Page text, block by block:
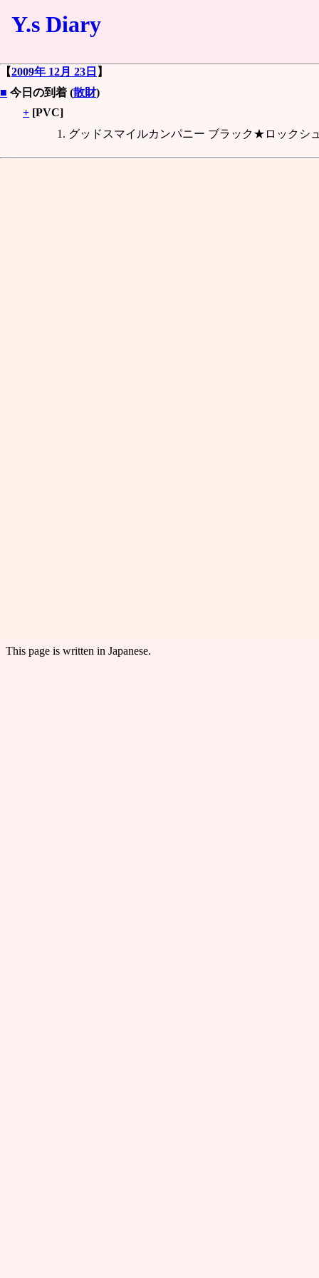
Y.s Diary
【2009年 12月 23日 】
■ 今日の到着 (散財)
+ [PVC]
グッドスマイルカンパニー ブラック★ロックシ
This page is written in Japanese.